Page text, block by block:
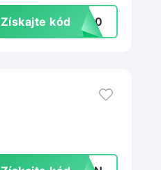
Získajte kódEW20